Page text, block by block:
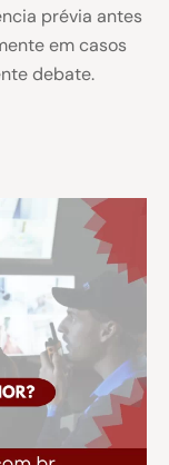
prévia antes
em casos
debate.